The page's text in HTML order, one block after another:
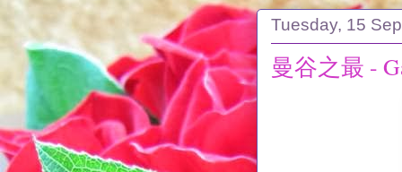
Tuesday, 15
曼谷之最 -